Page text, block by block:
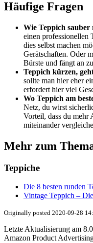
Häufige Fragen
Wie Teppich sauber
einen professionellen
dies selbst machen
Gerätschaften. Oder
Bürste und fängt an
Teppich kürzen,
sollte man hier eher
erfordert hier viel
Wo Teppich am
Netz, du wirst
Vorteil, dass du mehr
miteinander
Mehr zum
Teppiche
Die 8 besten runden
Vintage Teppich –
Originally posted 2020-09-28
Letzte Aktualisierung am
Amazon Product